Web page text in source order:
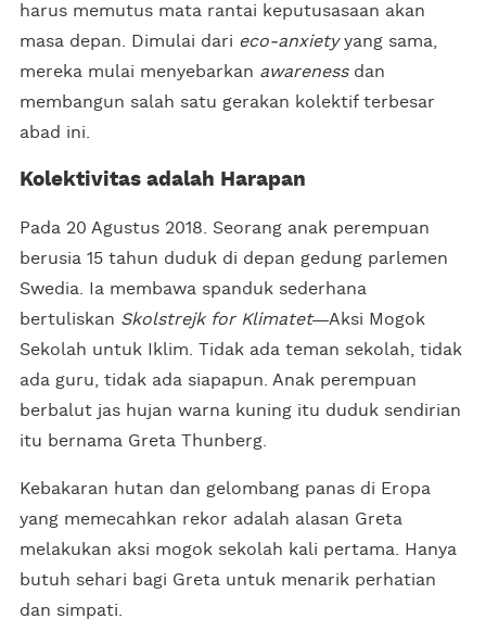
harus memutus mata rantai keputusasaan akan
masa depan. Dimulai dari eco-anxietyyang sama,
mereka mulai menyebarkan awarenessdan
membangun salah satu gerakan kolektif terbesar
abad ini.
Kolektivitas adalah Harapan
Pada 20 Agustus 2018. Seorang anak perempuan
berusia 15 tahun duduk di depan gedung parlemen
Swedia. Ia membawa spanduk sederhana
bertuliskan Skolstrejk for Klimatet
Aksi Mogok
Sekolah untuk Iklim. Tidak ada teman sekolah, tidak
ada guru, tidak ada siapapun. Anak perempuan
berbalut jas hujan warna kuning itu duduk sendirian
itu bernama Greta Thunberg.
Kebakaran hutan dan gelombang panas di Eropa
yang memecahkan rekor adalah alasan Greta
melakukan aksi mogok sekolah kali pertama. Hanya
butuh sehari bagi Greta untuk menarik perhatian
dan simpati.